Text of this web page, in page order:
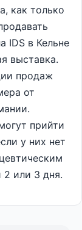
как только
IDS в Кельне
выставка.
продаж
от
прийти
у них нет
или 3 дня.